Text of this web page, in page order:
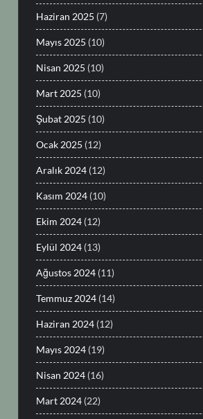
Haziran 2025 (7)
Mayıs 2025 (10)
Nisan 2025 (10)
Mart 2025 (10)
Şubat 2025 (10)
Ocak 2025 (12)
Aralık 2024 (12)
Kasım 2024 (10)
Ekim 2024 (12)
Eylül 2024 (13)
Ağustos 2024 (11)
Temmuz 2024 (14)
Haziran 2024 (12)
Mayıs 2024 (19)
Nisan 2024 (16)
Mart 2024 (22)